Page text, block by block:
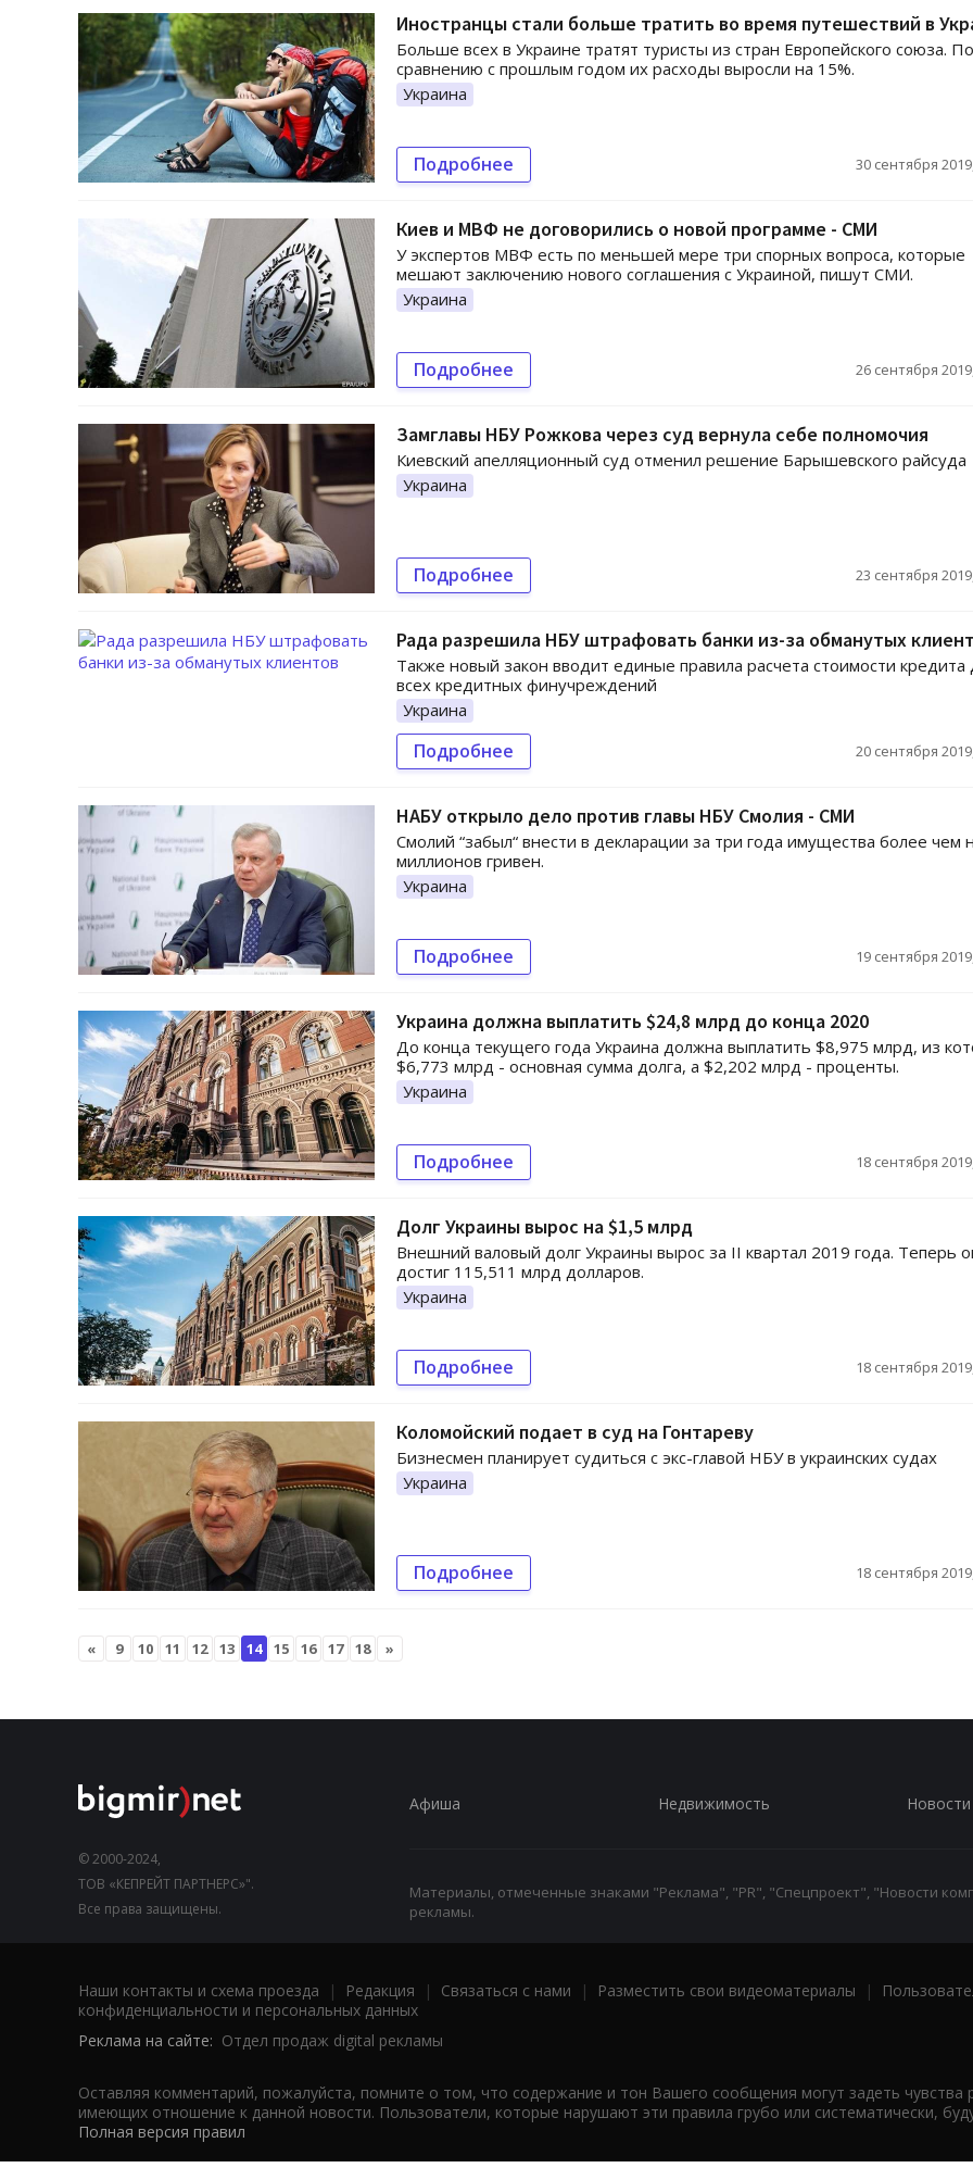
Иностранцы стали больше тратить во время путешествий в
Больше всех в Украине тратят туристы из стран Европейского союза. По
сравнению с прошлым годом их расходы выросли на 15%.
Украина
Подробнее 30 сентября
Киев и МВФ не договорились о новой программе - СМИ
У экспертов МВФ есть по меньшей мере три спорных вопроса, которые
мешают заключению нового соглашения с Украиной, пишут СМИ.
Украина
Подробнее 26 сентября
Замглавы НБУ Рожкова через суд вернула себе полномочия
Киевский апелляционный суд отменил решение Барышевского райсуда
Украина
Подробнее 23 сентября
Рада разрешила НБУ штрафовать банки из-за обманутых
Также новый закон вводит единые правила расчета стоимости кредита
всех кредитных финучреждений
Украина
Подробнее 20 сентября
НАБУ открыло дело против главы НБУ Смолия - СМИ
Смолий “забыл“ внести в декларации за три года имущества более чем
миллионов гривен.
Украина
Подробнее 19 сентября
Украина должна выплатить $24,8 млрд до конца 2020
До конца текущего года Украина должна выплатить $8,975 млрд, из
$6,773 млрд - основная сумма долга, а $2,202 млрд - проценты.
Украина
Подробнее 18 сентября
Долг Украины вырос на $1,5 млрд
Внешний валовый долг Украины вырос за II квартал 2019 года. Теперь
достиг 115,511 млрд долларов.
Украина
Подробнее 18 сентября
Коломойский подает в суд на Гонтареву
Бизнесмен планирует судиться с экс-главой НБУ в украинских судах
Украина
Подробнее 18 сентября
« 9 10 11 12 13 14 15 16 17 18 »
© 2000-2024,
ТОВ «КЕПРЕЙТ ПАРТНЕРС»".
Все права защищены.
Афиша Недвижимость Новости
Материалы, отмеченные знаками "Реклама", "PR", "Спецпроект", "Новости
рекламы.
Наши контакты и схема проезда | Редакция | Связаться с нами | Разместить свои видеоматериалы |
конфиденциальности и персональных данных
Реклама на сайте: Отдел продаж digital рекламы
Оставляя комментарий, пожалуйста, помните о том, что содержание и тон Вашего сообщения могут задеть чувства
имеющих отношение к данной новости. Пользователи, которые нарушают эти правила грубо или систематически,
Полная версия правил